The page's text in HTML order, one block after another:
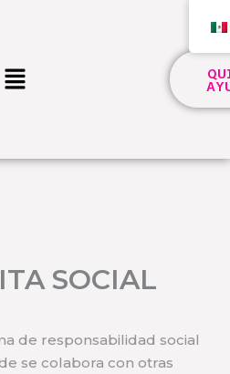
Menú
SOCIAL
de responsabilidad social
se colabora con otras